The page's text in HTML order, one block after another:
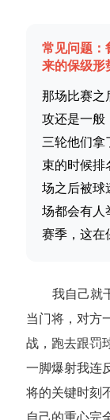
常见问题：
来的保级形
那场比赛之
攻还是一般
三轮他们拿
束的时候排
场之后被球
场都会有人
赛季，这在
我自己就
当门将，对方
战，跑去跟罚
一脚爆射我连
将的关键时刻
自己的重心完